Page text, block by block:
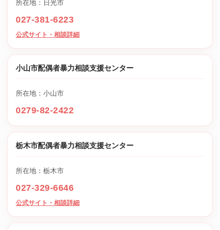
所在地：日光市
027-381-6223
公式サイト・相談詳細
小山市配偶者暴力相談支援センター
所在地：小山市
0279-82-2422
栃木市配偶者暴力相談支援センター
所在地：栃木市
027-329-6646
公式サイト・相談詳細